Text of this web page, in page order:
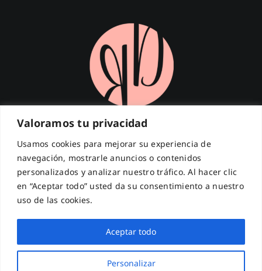
Valoramos tu privacidad
Usamos cookies para mejorar su experiencia de
navegación, mostrarle anuncios o contenidos
personalizados y analizar nuestro tráfico. Al hacer clic
en “Aceptar todo” usted da su consentimiento a nuestro
uso de las cookies.
Personalizar
Aceptar todo
¡Suscríbete a nuestra Newsletter!
Introduce tu email para recibir las últimas novedades.
Dirección
correo
electrónico
Envío de novedades, promociones y contenidos.